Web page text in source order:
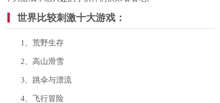
世界比较刺激十大游戏：
1、荒野生存
2、高山滑雪
3、跳伞与漂流
4、飞行冒险